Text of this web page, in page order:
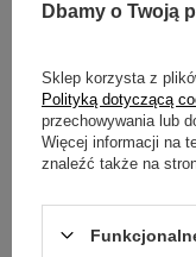
(0)
Dbamy o Twoją
Sklep korzysta z
Polityką dotyczącą
przechowywania lub
Więcej informacji na
znaleźć także na